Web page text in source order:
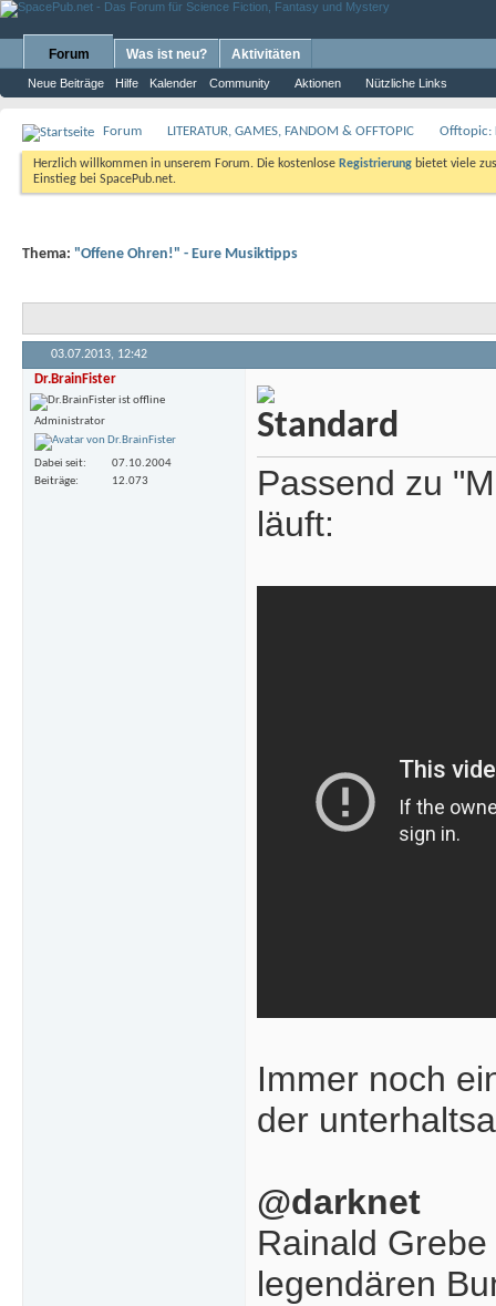
Forum
Neue Beiträge Hilfe Kalender Community Aktionen Nützliche Links
Was ist neu? Aktivitäten
Forum LITERATUR, GAMES, FANDOM & OFFTOPIC Offtopic:
Herzlich willkommen in unserem Forum. Die kostenlose Registrierung bietet viele
Einstieg bei SpacePub.net.
Thema: "Offene Ohren!" - Eure Musiktipps
03.07.2013, 12:42
Dr.BrainFister
Administrator
Dabei seit
07.10.2004
Beiträge
12.073
Passend zu
läuft:
Immer noch
der
@darknet
Rainald
legendären